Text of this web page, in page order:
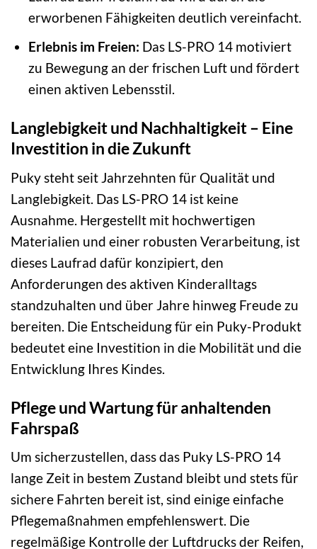
erworbenen Fähigkeiten deutlich vereinfacht.
Erlebnis im Freien: Das LS-PRO 14 motiviert
zu Bewegung an der frischen Luft und fördert
einen aktiven Lebensstil.
Langlebigkeit und Nachhaltigkeit – Eine
Investition in die Zukunft
Puky steht seit Jahrzehnten für Qualität und
Langlebigkeit. Das LS-PRO 14 ist keine
Ausnahme. Hergestellt mit hochwertigen
Materialien und einer robusten Verarbeitung, ist
dieses Laufrad dafür konzipiert, den
Anforderungen des aktiven Kinderalltags
standzuhalten und über Jahre hinweg Freude zu
bereiten. Die Entscheidung für ein Puky-Produkt
bedeutet eine Investition in die Mobilität und die
Entwicklung Ihres Kindes.
Pflege und Wartung für anhaltenden
Fahrspaß
Um sicherzustellen, dass das Puky LS-PRO 14
lange Zeit in bestem Zustand bleibt und stets für
sichere Fahrten bereit ist, sind einige einfache
Pflegemaßnahmen empfehlenswert. Die
regelmäßige Kontrolle der Luftdrucks der Reifen,